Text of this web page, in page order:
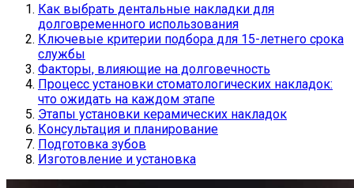
Как выбрать дентальные накладки для
долговременного использования
Ключевые критерии подбора для 15-летнего срока
службы
Факторы, влияющие на долговечность
Процесс установки стоматологических накладок:
что ожидать на каждом этапе
Этапы установки керамических накладок
Консультация и планирование
Подготовка зубов
Изготовление и установка